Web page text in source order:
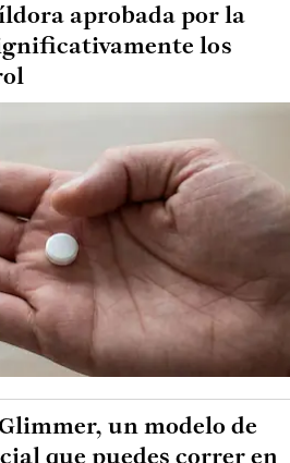
aprobada por la
los
un modelo de
que puedes correr en